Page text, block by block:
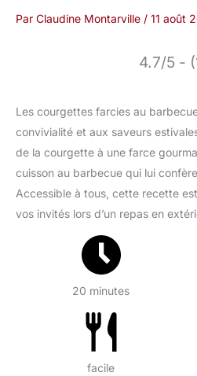
Par Claudine Montarville / 11 août
4.7/5 -
Les courgettes farcies au
convivialité et aux saveurs
de la courgette à une farce
cuisson au barbecue qui lui
Accessible à tous, cette recette
vos invités lors d’un repas en
20 minutes
facile